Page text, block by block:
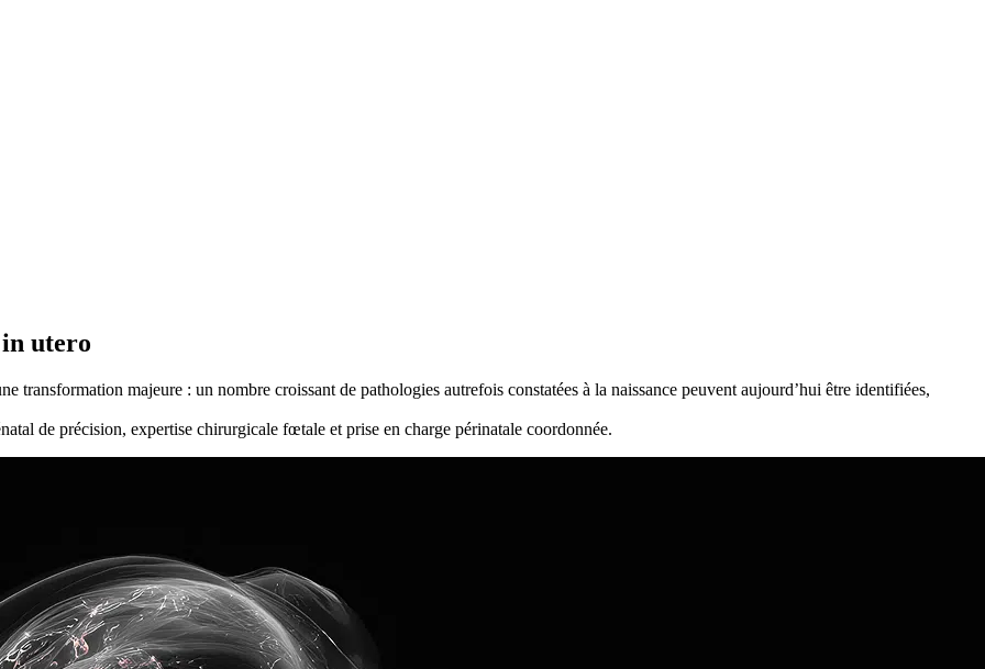
utero
transformation majeure : un nombre croissant de pathologies autrefois constatées à la naissance peuvent aujourd’hui être identifiées,
de précision, expertise chirurgicale fœtale et prise en charge périnatale coordonnée.